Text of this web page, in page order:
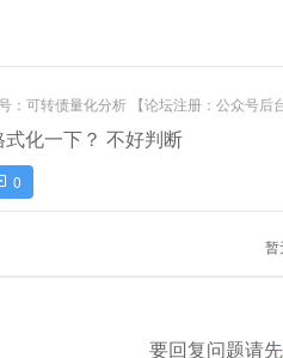
：可转债量化分析 【论坛注册：公众号后
化一下？ 不好判断
0
暂
要回复问题请先